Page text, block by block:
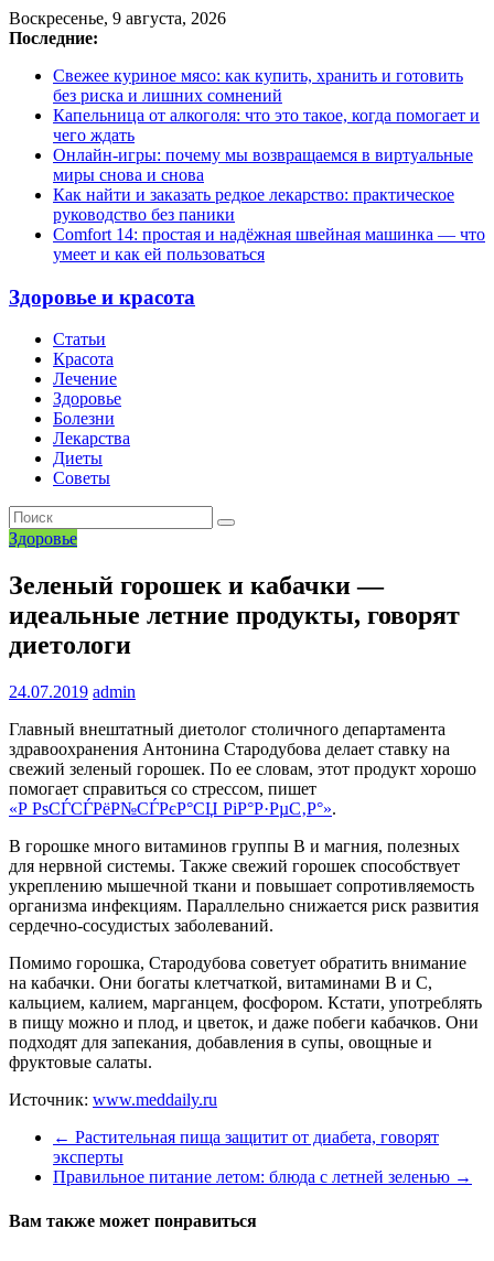
Воскресенье, 9 августа, 2026
Последние:
Свежее куриное мясо: как купить, хранить и готовить
без риска и лишних сомнений
Капельница от алкоголя: что это такое, когда помогает и
чего ждать
Онлайн-игры: почему мы возвращаемся в виртуальные
миры снова и снова
Как найти и заказать редкое лекарство: практическое
руководство без паники
Comfort 14: простая и надёжная швейная машинка — что
умеет и как ей пользоваться
Здоровье и красота
Статьи
Красота
Лечение
Здоровье
Болезни
Лекарства
Диеты
Советы
Здоровье
Зеленый горошек и кабачки —
идеальные летние продукты, говорят
диетологи
24.07.2019 admin
Главный внештатный диетолог столичного департамента
здравоохранения Антонина Стародубова делает ставку на
свежий зеленый горошек. По ее словам, этот продукт хорошо
помогает справиться со стрессом, пишет
«Р РѕСЃСЃРёР№СЃРєР°СЏ РіР°Р·РµС‚Р°».
В горошке много витаминов группы В и магния, полезных
для нервной системы. Также свежий горошек способствует
укреплению мышечной ткани и повышает сопротивляемость
организма инфекциям. Параллельно снижается риск развития
сердечно-сосудистых заболеваний.
Помимо горошка, Стародубова советует обратить внимание
на кабачки. Они богаты клетчаткой, витаминами В и С,
кальцием, калием, марганцем, фосфором. Кстати, употреблять
в пищу можно и плод, и цветок, и даже побеги кабачков. Они
подходят для запекания, добавления в супы, овощные и
фруктовые салаты.
Источник: www.meddaily.ru
← Растительная пища защитит от диабета, говорят
эксперты
Правильное питание летом: блюда с летней зеленью →
Вам также может понравиться